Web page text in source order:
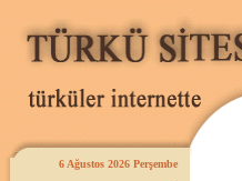
6 Ağustos 2026 Perşembe